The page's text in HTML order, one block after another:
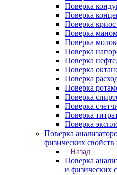
Поверка
Поверка
Поверка
Поверка
Поверка
Поверка
Поверка
Поверка
Поверка
Поверка
Поверка
Поверка
Поверка
Поверка
Поверка
физических свойств
Назад
Поверка
и физических